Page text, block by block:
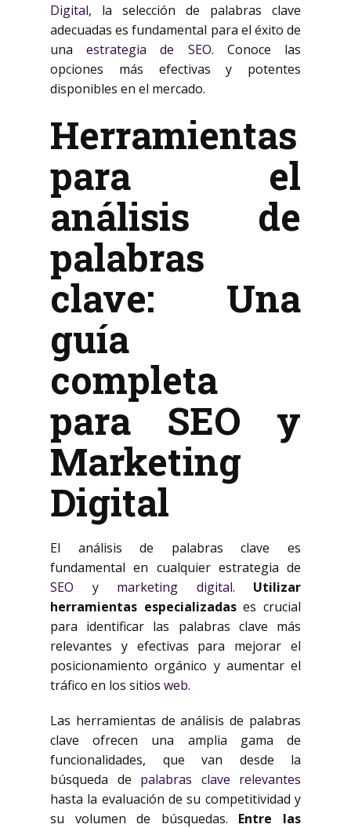
Digital, la selección de palabras clave
adecuadas es fundamental para el éxito de
unaestrategia de SEO. Conoce las
opciones más efectivas y potentes
disponibles en el mercado.
Herramientas
para el
análisis de
palabras
clave: Una
guía
completa
para SEO y
Marketing
Digital
El análisis de palabras clave es
fundamental en cualquier estrategia de
SEO y marketing digital. Utilizar
herramientas especializadases crucial
para identificar las palabras clave más
relevantes y efectivas para mejorar el
posicionamiento orgánico y aumentar el
tráfico en los sitios web.
Las herramientas de análisis de palabras
clave ofrecen una amplia gama de
funcionalidades, que van desde la
búsqueda de palabras clave relevantes
hasta la evaluación de su competitividad y
su volumen de búsquedas. Entre las